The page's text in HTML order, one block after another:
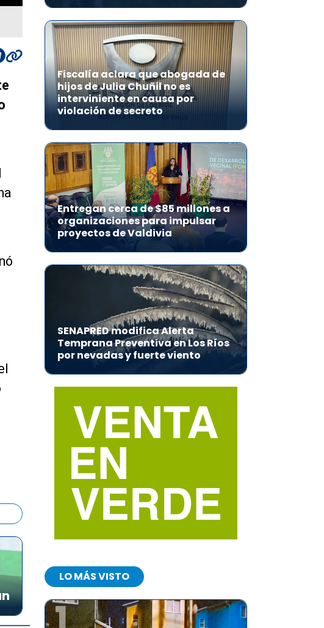
Fiscalía aclara que abogada de
hijos de Julia Chuñil no es
interviniente en causa por
violación de secreto
Entregan cerca de $85 millones a
organizaciones para impulsar
proyectos de Valdivia
SENAPRED modifica Alerta
Temprana Preventiva en Los Ríos
por nevadas y fuerte viento
LO MÁS VISTO